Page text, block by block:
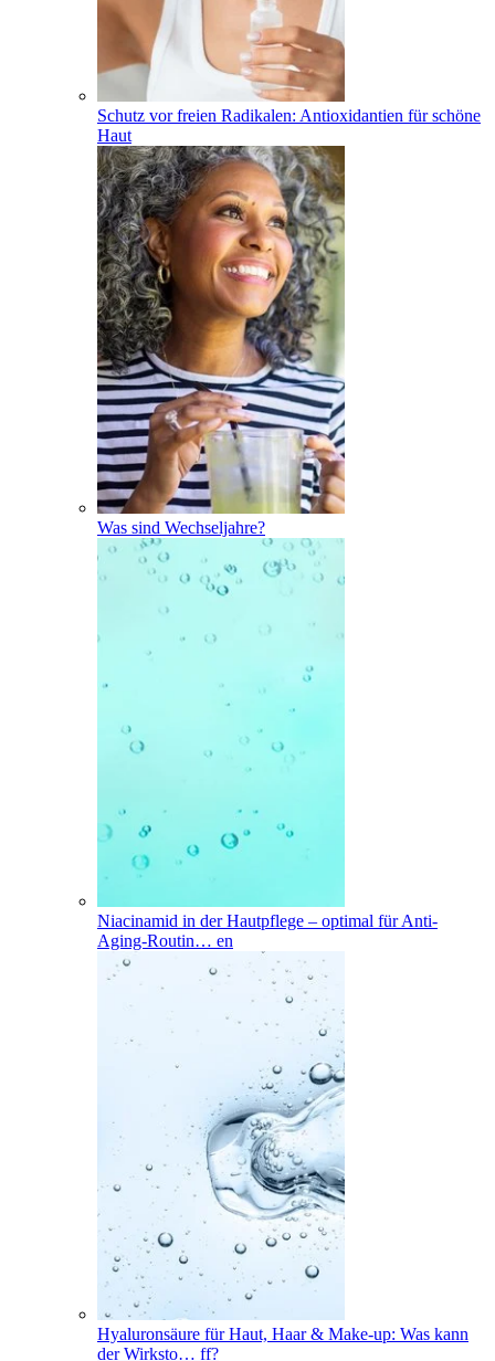
Schutz vor freien Radikalen: Antioxidantien für schöne
Haut
Was sind Wechseljahre?
Niacinamid in der Hautpflege – optimal für Anti-
Aging-Routin… en
Hyaluronsäure für Haut, Haar & Make-up: Was kann
der Wirksto… ff?